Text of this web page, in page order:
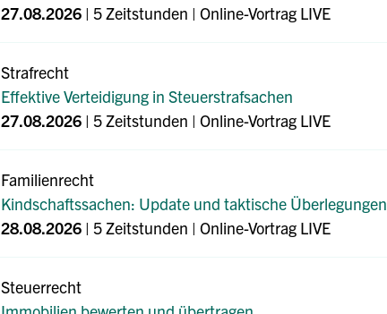
27.08.2026 | 5 Zeitstunden | Online-Vortrag LIVE
Strafrecht
Effektive Verteidigung in Steuerstrafsachen
27.08.2026 | 5 Zeitstunden | Online-Vortrag LIVE
Familienrecht
Kindschaftssachen: Update und taktische Überlegungen
28.08.2026 | 5 Zeitstunden | Online-Vortrag LIVE
Steuerrecht